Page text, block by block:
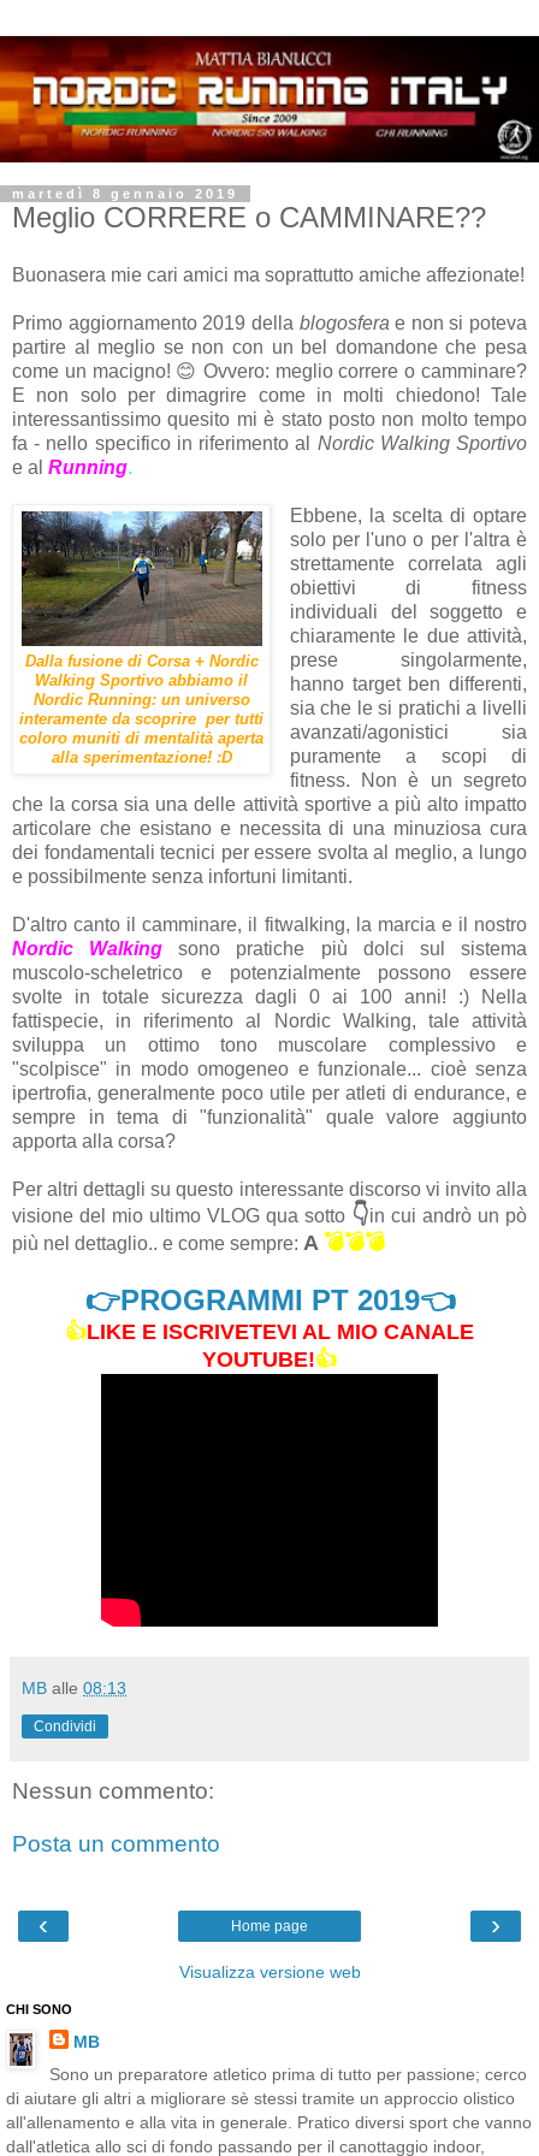
martedì 8 gennaio 2019
Meglio CORRERE o CAMMINARE??
Buonasera mie cari amici ma soprattutto amiche affezionate!
Primo aggiornamento 2019 della blogosfera e non si poteva
partire al meglio se non con un bel domandone che pesa
come un macigno! 😊 Ovvero: meglio correre o camminare?
E non solo per dimagrire come in molti chiedono! Tale
interessantissimo quesito mi è stato posto non molto tempo
fa - nello specifico in riferimento al Nordic Walking Sportivo
e al Running.
Dalla fusione di Corsa + Nordic
Walking Sportivo abbiamo il
Nordic Running: un universo
interamente da scoprire per tutti
coloro muniti di mentalità aperta
alla sperimentazione! :D
Ebbene, la scelta di optare
solo per l'uno o per l'altra è
strettamente correlata agli
obiettivi di fitness
individuali del soggetto e
chiaramente le due attività,
prese singolarmente,
hanno target ben differenti,
sia che le si pratichi a livelli
avanzati/agonistici sia
puramente a scopi di
fitness. Non è un segreto
che la corsa sia una delle attività sportive a più alto impatto
articolare che esistano e necessita di una minuziosa cura
dei fondamentali tecnici per essere svolta al meglio, a lungo
e possibilmente senza infortuni limitanti.
D'altro canto il camminare, il fitwalking, la marcia e il nostro
Nordic Walking sono pratiche più dolci sul sistema
muscolo-scheletrico e potenzialmente possono essere
svolte in totale sicurezza dagli 0 ai 100 anni! :) Nella
fattispecie, in riferimento al Nordic Walking, tale attività
sviluppa un ottimo tono muscolare complessivo e
"scolpisce" in modo omogeneo e funzionale... cioè senza
ipertrofia, generalmente poco utile per atleti di endurance, e
sempre in tema di "funzionalità" quale valore aggiunto
apporta alla corsa?
Per altri dettagli su questo interessante discorso vi invito alla
visione del mio ultimo VLOG qua sotto 👇in cui andrò un pò
più nel dettaglio.. e come sempre: A 💣💣💣
👉PROGRAMMI PT 2019👈
👍LIKE E ISCRIVETEVI AL MIO CANALE
YOUTUBE!👍
MB alle 08:13
Condividi
Nessun commento:
Posta un commento
‹ ›
Home page
Visualizza versione web
CHI SONO
MB
Sono un preparatore atletico prima di tutto per passione; cerco
di aiutare gli altri a migliorare sè stessi tramite un approccio olistico
all'allenamento e alla vita in generale. Pratico diversi sport che vanno
dall'atletica allo sci di fondo passando per il canottaggio indoor,